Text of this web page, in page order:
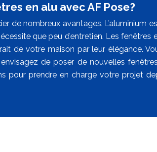
en alu avec AF Pose?
de nombreux avantages. L’aluminium
que peu d’entretien. Les fenêtres
de votre maison par leur élégance.
de poser de nouvelles
pour prendre en charge votre projet